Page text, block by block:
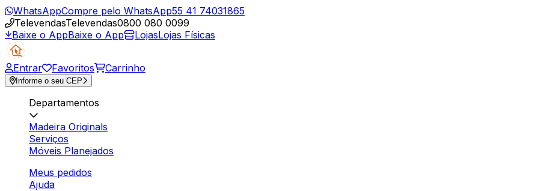
WhatsAppCompre pelo WhatsApp55 41 74031865
TelevendasTelevendas0800 080 0099
Baixe o AppBaixe o App LojasLojas Físicas
Entrar Favoritos Carrinho
Informe o seu CEP
Departamentos
Madeira Originals
Serviços
Móveis Planejados
Meus pedidos
Ajuda